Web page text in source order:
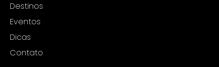
Destinos
Eventos
Dicas
Contato